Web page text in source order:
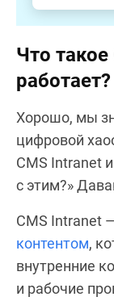
Что
работает?
Хорошо, мы
цифровой
CMS Intranet
с этим?»
CMS Intranet
контентом,
внутренние
и рабочие